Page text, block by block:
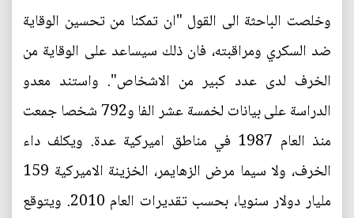
وخلصت الباحثة الى القول "ان تمكنا من تحسين الوقاية
ضد السكري ومراقبته، فان ذلك سيساعد على الوقاية من
الخرف لدى عدد كبير من الاشخاص". واستند معدو
الدراسة على بيانات لخمسة عشر الفا و792 شخصا جمعت
منذ العام 1987 في مناطق اميركية عدة. ويكلف داء
الخرف، ولا سيما مرض الزهايمر، الخزينة الاميركية 159
مليار دولار سنويا، بحسب تقديرات العام 2010. ويتوقع